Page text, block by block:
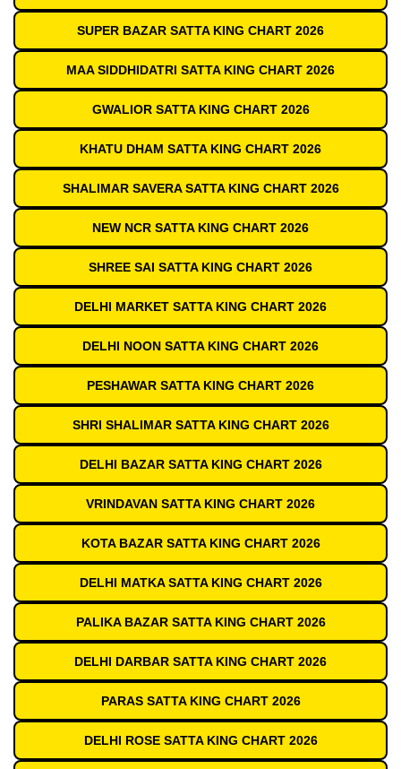
SUPER BAZAR SATTA KING CHART 2026
MAA SIDDHIDATRI SATTA KING CHART 2026
GWALIOR SATTA KING CHART 2026
KHATU DHAM SATTA KING CHART 2026
SHALIMAR SAVERA SATTA KING CHART 2026
NEW NCR SATTA KING CHART 2026
SHREE SAI SATTA KING CHART 2026
DELHI MARKET SATTA KING CHART 2026
DELHI NOON SATTA KING CHART 2026
PESHAWAR SATTA KING CHART 2026
SHRI SHALIMAR SATTA KING CHART 2026
DELHI BAZAR SATTA KING CHART 2026
VRINDAVAN SATTA KING CHART 2026
KOTA BAZAR SATTA KING CHART 2026
DELHI MATKA SATTA KING CHART 2026
PALIKA BAZAR SATTA KING CHART 2026
DELHI DARBAR SATTA KING CHART 2026
PARAS SATTA KING CHART 2026
DELHI ROSE SATTA KING CHART 2026